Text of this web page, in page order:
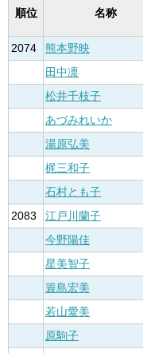
順位 名称
2074
熊本野映
田中凛
松井千枝子
あづみれいか
湯原弘美
梶三和子
石村とも子
2083
江戸川蘭子
今野陽佳
星美智子
簑島宏美
若山愛美
原駒子